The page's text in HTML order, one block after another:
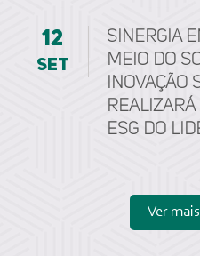
12
set
Sinergia
meio do
realizará
ESG do
Ver